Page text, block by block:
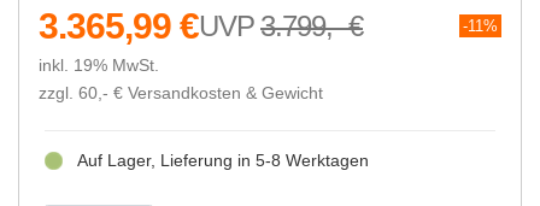
3.799,- € 11%
3.365,99 €
inkl. 19% MwSt.
zzgl. 60,- € Versandkosten & Gewicht
Auf Lager, Lieferung in 5-8 Werktagen